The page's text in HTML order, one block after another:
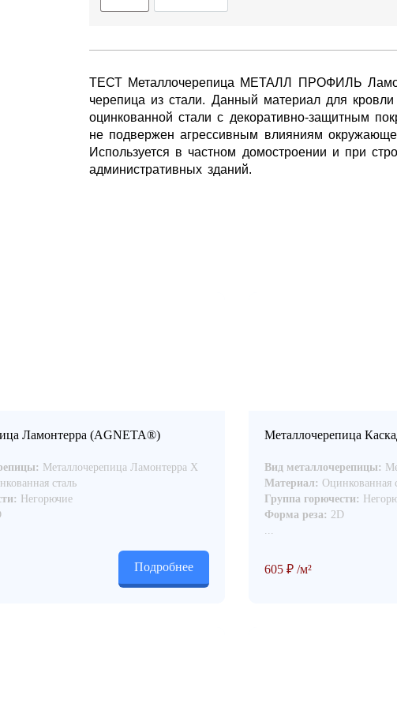
ТЕСТ Металлочерепица МЕТАЛЛ ПРОФИЛЬ
черепица из стали. Данный материал для кровли
оцинкованной стали с декоративно-защитным
не подвержен агрессивным влияниям
Используется в частном домостроении и при
административных зданий.
Ламонтерра (AGNETA®)
Металлочерепица Ламонтерра Х
сталь
Негорючие
Подробнее
Металлочерепица
Вид металлочерепицы:
Материал: Оцинкованная
Группа горючести:
Форма реза: 2D
...
605 ₽ /м²